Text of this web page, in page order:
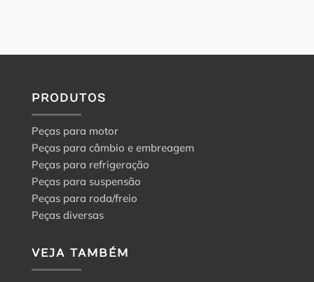
PRODUTOS
Peças para motor
Peças para câmbio e embreagem
Peças para refrigeração
Peças para suspensão
Peças para roda/freio
Peças diversas
VEJA TAMBÉM